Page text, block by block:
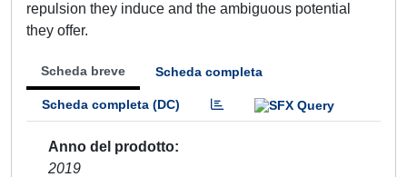
repulsion they induce and the ambiguous potential
they offer.
Scheda breve Scheda completa
Scheda completa (DC)
Anno del prodotto
2019